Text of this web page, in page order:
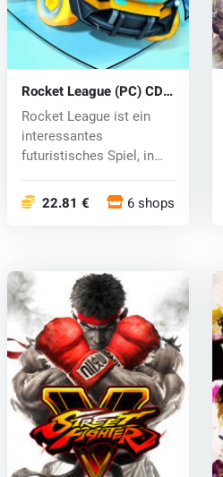
Rocket League (PC) CD
key
Rocket League ist ein
interessantes
futuristisches Spiel, in
22.81 € 6 shops